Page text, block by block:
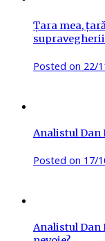
Țara mea,
Posted on 22/
Analistul Dan
Posted on 17/
Analistul Dan